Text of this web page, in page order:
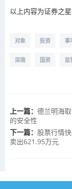
以上内容为证券之
对象 投资 事
深南 国资 监
上一篇： 德兰明海
的安全性
下一篇： 股票行情
卖出621.95万元